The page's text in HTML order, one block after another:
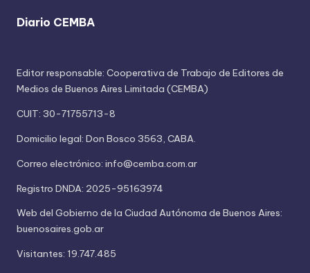
Diario CEMBA
Editor responsable: Cooperativa de Trabajo de Editores de
Medios de Buenos Aires Limitada (CEMBA)
CUIT: 30-71755713-8
Domicilio legal: Don Bosco 3563, CABA.
Correo electrónico: info@cemba.com.ar
Registro DNDA: 2025-95163974
Web del Gobierno de la Ciudad Autónoma de Buenos Aires:
buenosaires.gob.ar
Visitantes: 19.747.485